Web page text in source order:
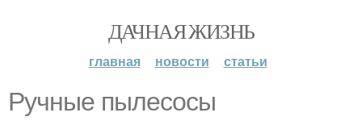
ДАЧНАЯ ЖИЗНЬ
главная новости статьи
Ручные пылесосы